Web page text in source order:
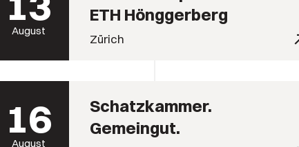
August
ETH Hönggerberg
Zürich
16
August
Schatzkammer.
Gemeingut.